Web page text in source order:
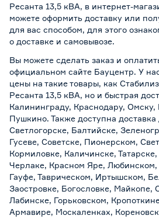
Ресанта 13,5 кВА, в интернет-
можете оформить доставку или
для вас способом, для этого
о доставке и самовывозе.
Вы можете сделать заказ и
официальном сайте Бауцентр. У
цены на такие товары, как
Ресанта 13,5 кВА, но и быстрая
Калининграду, Краснодару, Омску,
Пушкино. Также доступна
Светлогорске, Балтийске,
Гусеве, Советске, Пионерском,
Кормиловке, Каличинске,
Черлаке, Красном Яре, Любинском,
Гауфе, Таврическом, Иртышском,
Заостровке, Богословке, Майкопе,
Лабинске, Горьковском,
Армавире, Москаленках,